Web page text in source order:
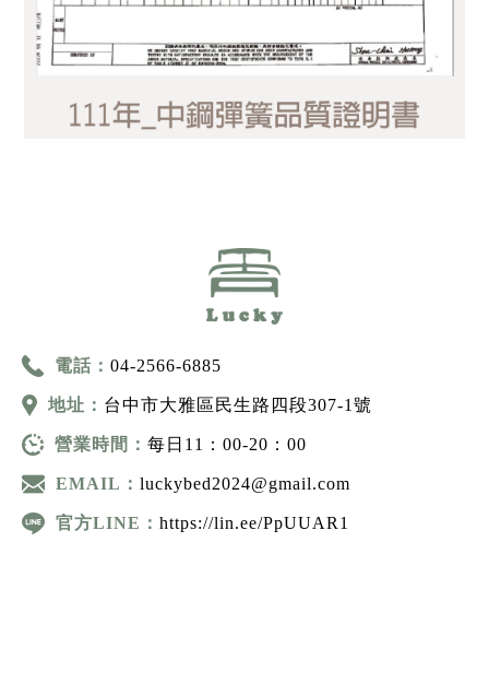
電話： 04-2566-6885
地址： 台中市大雅區民生路四段307-1號
營業時間： 每日11：00-20：00
EMAIL： luckybed2024@gmail.com
官方LINE： https://lin.ee/PpUUAR1